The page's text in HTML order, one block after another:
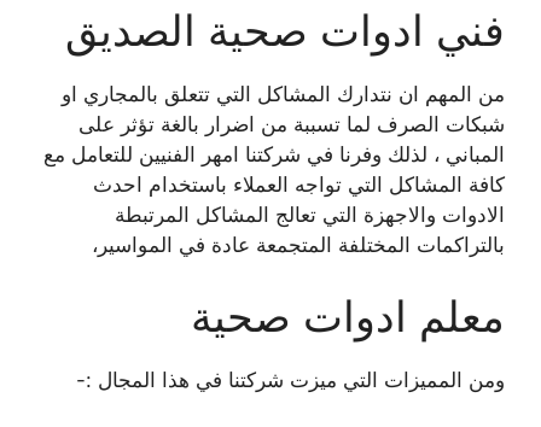
فني ادوات صحية الصديق
من المهم ان نتدارك المشاكل التي تتعلق بالمجاري او
شبكات الصرف لما تسببة من اضرار بالغة تؤثر على
المباني ، لذلك وفرنا في شركتنا امهر الفنيين للتعامل مع
كافة المشاكل التي تواجه العملاء باستخدام احدث
الادوات والاجهزة التي تعالج المشاكل المرتبطة
بالتراكمات المختلفة المتجمعة عادة في المواسير،
معلم ادوات صحية
ومن المميزات التي ميزت شركتنا في هذا المجال :-